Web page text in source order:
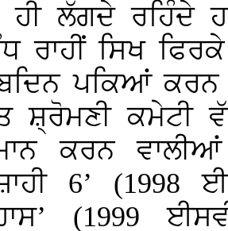
ਲੱਗਦੇ ਰਹਿੰਦੇ
ਰਾਹੀਂ ਸਿਖ
ਪਕਿਆਂ
ਸ਼੍ਰੋਮਣੀ ਕਮੇਟੀ
ਕਰਨ ਵਾਲੀਆਂ
6’ (1998
(1999